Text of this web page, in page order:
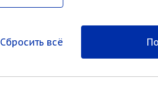
Сбросить всё